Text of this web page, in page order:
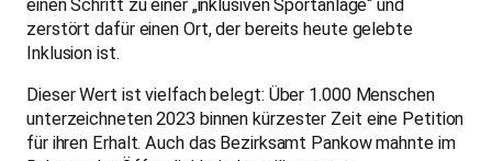
Wiese auch ein klimapolitischer Offenbarungseid.
Messungen der Bürgerinitiative an Hitzetagen belegen:
Während sich die Naturwiese auf rund 39 °C erwärmt,
heizen sich Kunstrasenflächen zur gleichen Zeit auf bis
zu 65 °C auf. Die Wiese kühlt ihre Umgebung durch
Verdunstung, ein Kunstrasen kann das nicht leisten. Auch
hierzu äußerte sich das Pankower Gesundheitsamt